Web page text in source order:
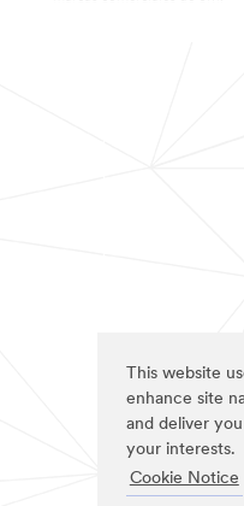
This website
enhance site
and deliver
your interests.
Cookie Notice